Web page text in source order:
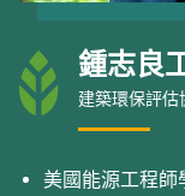
鍾志良
建築環保評
美國能源工程